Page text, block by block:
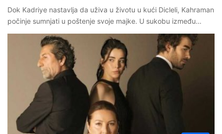
Dok Kadriye nastavlja da uživa u životu u kući Dicleli, Kahraman
počinje sumnjati u poštenje svoje majke. U sukobu između…